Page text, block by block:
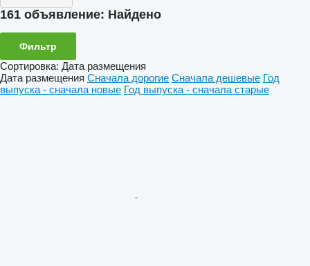
161 объявление: Найдено
Фильтр
Сортировка: Дата размещения
Дата размещения Сначала дорогие Сначала дешевые Год
выпуска - сначала новые Год выпуска - сначала старые